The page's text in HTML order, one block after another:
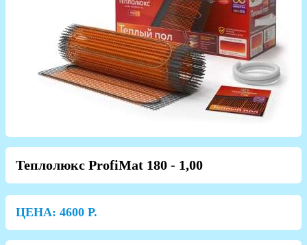
Теплолюкс ProfiMat 180 - 1,00
ЦЕНА: 4600 Р.